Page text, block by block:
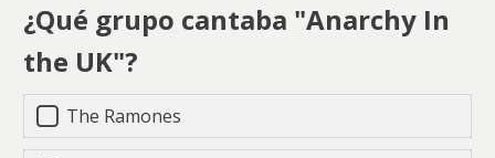
¿Qué grupo cantaba "Anarchy In
the UK"?
The Ramones